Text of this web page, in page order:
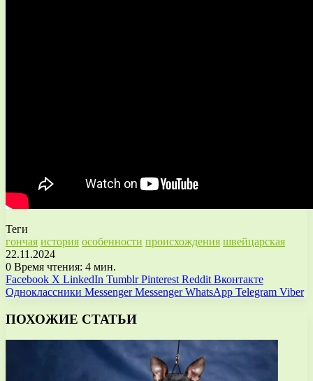
Теги
гончая история особенности происхождения швейцарская
22.11.2024
0 Время чтения: 4 мин.
Facebook X LinkedIn Tumblr Pinterest Reddit Вконтакте
Одноклассники Messenger Messenger WhatsApp Telegram Viber
ПОХОЖИЕ СТАТЬИ